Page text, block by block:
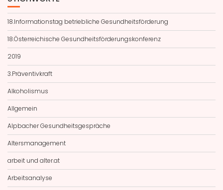
18.Informationstag betriebliche Gesundheitsförderung
18.Österreichische Gesundheitsförderungskonferenz
2019
3.Präventivkraft
Alkoholismus
Allgemein
Alpbacher Gesundheitsgespräche
Altersmanagement
arbeit und alter.at
Arbeitsanalyse